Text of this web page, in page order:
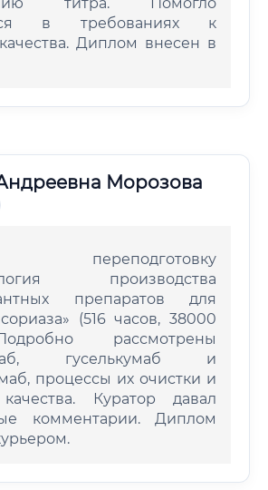
в требованиях к
Диплом внесен в
Морозова
переподготовку
производства
препаратов для
(516 часов, 38000
рассмотрены
гуселькумаб и
процессы их очистки и
Куратор давал
комментарии. Диплом